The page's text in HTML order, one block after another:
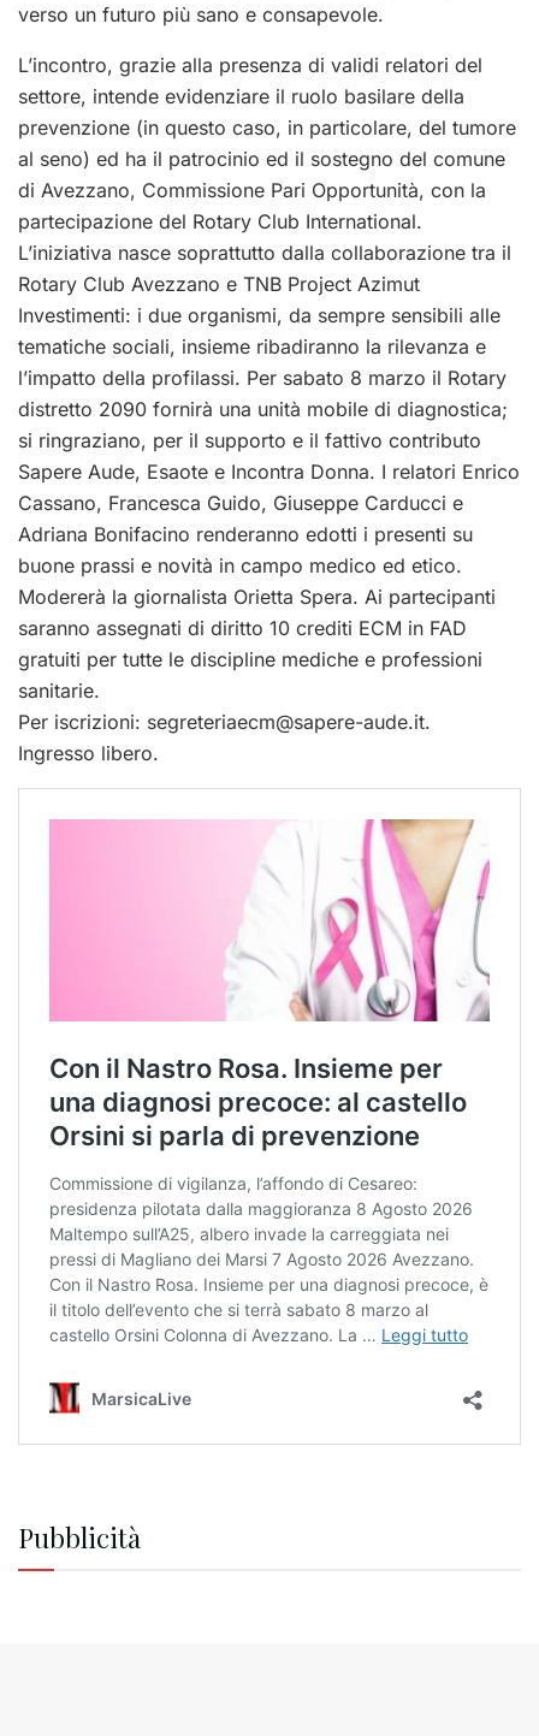
verso un futuro più sano e consapevole.
L’incontro, grazie alla presenza di validi relatori del
settore, intende evidenziare il ruolo basilare della
prevenzione (in questo caso, in particolare, del tumore
al seno) ed ha il patrocinio ed il sostegno del comune
di Avezzano, Commissione Pari Opportunità, con la
partecipazione del Rotary Club International.
L’iniziativa nasce soprattutto dalla collaborazione tra il
Rotary Club Avezzano e TNB Project Azimut
Investimenti: i due organismi, da sempre sensibili alle
tematiche sociali, insieme ribadiranno la rilevanza e
l’impatto della profilassi. Per sabato 8 marzo il Rotary
distretto 2090 fornirà una unità mobile di diagnostica;
si ringraziano, per il supporto e il fattivo contributo
Sapere Aude, Esaote e Incontra Donna. I relatori Enrico
Cassano, Francesca Guido, Giuseppe Carducci e
Adriana Bonifacino renderanno edotti i presenti su
buone prassi e novità in campo medico ed etico.
Modererà la giornalista Orietta Spera. Ai partecipanti
saranno assegnati di diritto 10 crediti ECM in FAD
gratuiti per tutte le discipline mediche e professioni
sanitarie.
Per iscrizioni: segreteriaecm@sapere-aude.it.
Ingresso libero.
Pubblicità